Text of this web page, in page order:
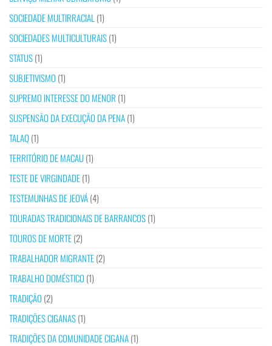
SOCIEDADE MULTIRRACIAL (1)
SOCIEDADES MULTICULTURAIS(1)
STATUS(1)
SUBJETIVISMO (1)
SUPREMO INTERESSE DO MENOR (1)
SUSPENSÃO DA EXECUÇÃO DA PENA(1)
TALAQ(1)
TERRITÓRIO DE MACAU(1)
TESTE DE VIRGINDADE(1)
TESTEMUNHAS DE JEOVÁ(4)
TOURADAS TRADICIONAIS DE BARRANCOS(1)
TOUROS DE MORTE(2)
TRABALHADOR MIGRANTE(2)
TRABALHO DOMÉSTICO (1)
TRADIÇÃO (2)
TRADIÇÕES CIGANAS(1)
TRADIÇÕES DA COMUNIDADE CIGANA(1)